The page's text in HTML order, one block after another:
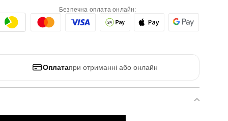
Безпечна оплата онлайн:
Оплатапри отриманні або онлайн